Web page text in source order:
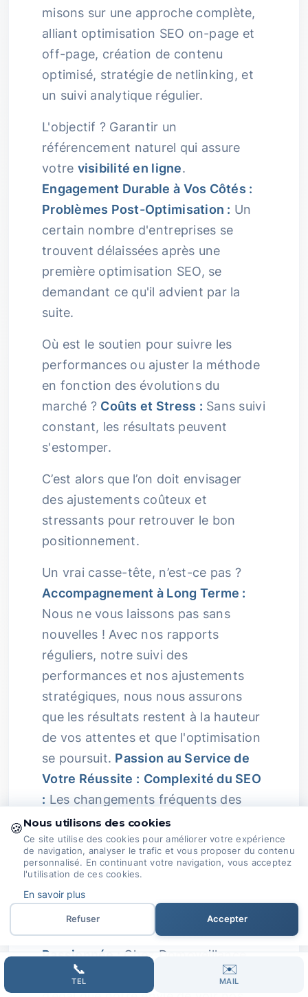
misons sur une approche complète,
alliant optimisation SEO on-page et
off-page, création de contenu
optimisé, stratégie de netlinking, et
un suivi analytique régulier.
L'objectif ? Garantir un
référencement naturel qui assure
votre visibilité en ligne.
Engagement Durable à Vos Côtés :
Problèmes Post-Optimisation : Un
certain nombre d'entreprises se
trouvent délaissées après une
première optimisation SEO, se
demandant ce qu'il advient par la
suite.
Où est le soutien pour suivre les
performances ou ajuster la méthode
en fonction des évolutions du
marché ? Coûts et Stress : Sans suivi
constant, les résultats peuvent
s'estomper.
C’est alors que l’on doit envisager
des ajustements coûteux et
stressants pour retrouver le bon
positionnement.
Un vrai casse-tête, n’est-ce pas ?
Accompagnement à Long Terme :
Nous ne vous laissons pas sans
nouvelles ! Avec nos rapports
réguliers, notre suivi des
performances et nos ajustements
stratégiques, nous nous assurons
que les résultats restent à la hauteur
de vos attentes et que l'optimisation
se poursuit. Passion au Service de
Votre Réussite : Complexité du SEO
: Les changements fréquents des
algorithmes des moteurs de
recherche et la nécessité de créer un
contenu pertinent peuvent être
intimidants.
On peut facilement se sentir perdu
dans cette jungle.Expertise
Passionnée :Chez Domoveillance,
notre enthousiasme pour le SEO n’a
📞
TEL
✉️
MAIL
🍪Nous utilisons des cookies
Ce site utilise des cookies pour améliorer votre expérience
de navigation, analyser le trafic et vous proposer du contenu
personnalisé. En continuant votre navigation, vous acceptez
l'utilisation de ces cookies.
En savoir plus
Refuser Accepter